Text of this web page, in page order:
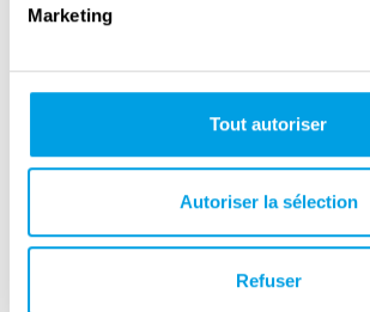
Marketing
Tout autoriser
Autoriser la sélection
Refuser
Victory in Europe Day : May